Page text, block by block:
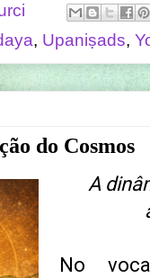
, Upaniṣads,
do Cosmos
A
No